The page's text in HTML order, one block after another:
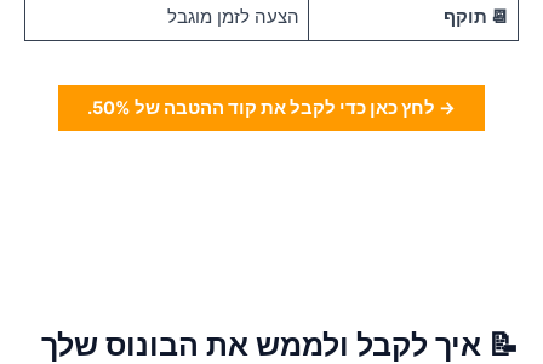
📆 תוקף הצעה לזמן מוגבל
→ לחץ כאן כדי לקבל את קוד ההטבה של 50%.
איך לקבל ולממש את הבונוס שלך